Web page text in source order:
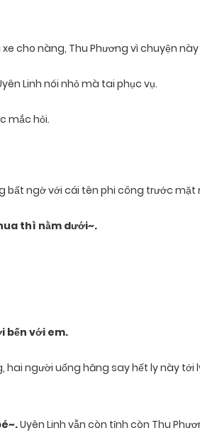
cho nàng, Thu Phương vì chuyện
Linh nói nhỏ mà tai phục vụ.
mắc hỏi.
bất ngờ với cái tên phi công trước mặt
thì nằm dưới~.
bến với em.
hai người uống hăng say hết ly này
Uyên Linh vẫn còn tỉnh còn Thu